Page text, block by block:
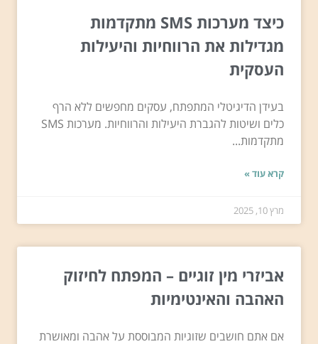
כיצד מערכות SMS מתקדמות
מגדילות את הרווחיות והיעילות
העסקית
בעידן הדיגיטלי המתפתח, עסקים מחפשים ללא הרף
כלים ושיטות להגברת היעילות והרווחיות. מערכות SMS
מתקדמות...
קרא עוד »
מרץ 10, 2025
אביזרי מין זוגיים – המפתח לחיזוק
האהבה והאינטימיות
אם אתם חושבים שזוגיות המבוססת על אהבה ומאושרת